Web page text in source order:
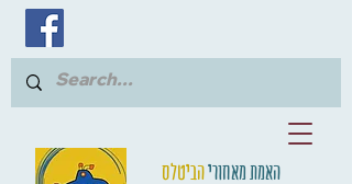
האמת מאחוריהביטלס